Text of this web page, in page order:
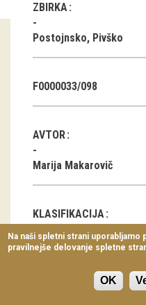
Virtualni sprehodi
Razstavni projekti
Arhiv razstav
dogodki
Koledar dogodkov
Predavanja
Delavnice
Vodeni ogledi
ZBIRKA
Postojnsko, Pivško
F0000033/098
AVTOR
Marija Makarovič
KLASIFIKACIJA
Praznična noša in noša
Na naši spletni strani
pravilnejše delovanje spletne
OK